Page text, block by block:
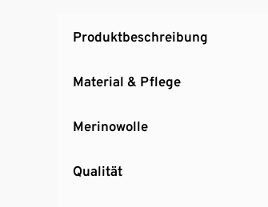
Produktbeschreibung
Material & Pflege
Merinowolle
Qualität